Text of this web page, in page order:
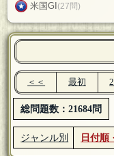
米国GI (27問)
＜＜ 最初 2
総問題数：21684問
ジャンル別 日付順